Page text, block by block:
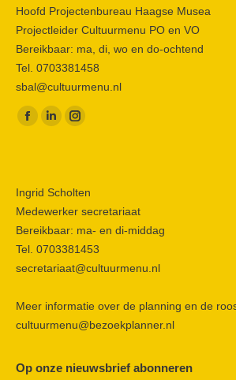
Hoofd Projectenbureau Haagse Musea
Projectleider Cultuurmenu PO en VO
Bereikbaar: ma, di, wo en do-ochtend
Tel. 0703381458
sbal@cultuurmenu.nl
Vind ons op:
Facebook
new
window
Linkedin
in
new
window
Instagram
in
new
window
Ingrid Scholten
Medewerker secretariaat
Bereikbaar: ma- en di-middag
Tel. 0703381453
secretariaat@cultuurmenu.nl
Meer informatie over de planning en de
cultuurmenu@bezoekplanner.nl
Op onze nieuwsbrief abonneren